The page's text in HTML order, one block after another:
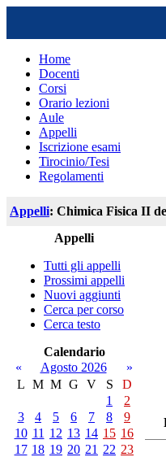
Home
Docenti
Corsi
Orario lezioni
Aule
Appelli
Iscrizione esami
Tirocinio/Tesi
Regolamenti
Appelli: Chimica Fisica II
Appelli
Tutti gli appelli
Prossimi appelli
Nuovi aggiunti
Cerca per corso
Cerca testo
Calendario
«
Agosto 2026
»
L M M G V S
D
1
2
3
4 5 6 7 8
9
10 11 12 13 14 15 16
17 18 19 20 21 22 23